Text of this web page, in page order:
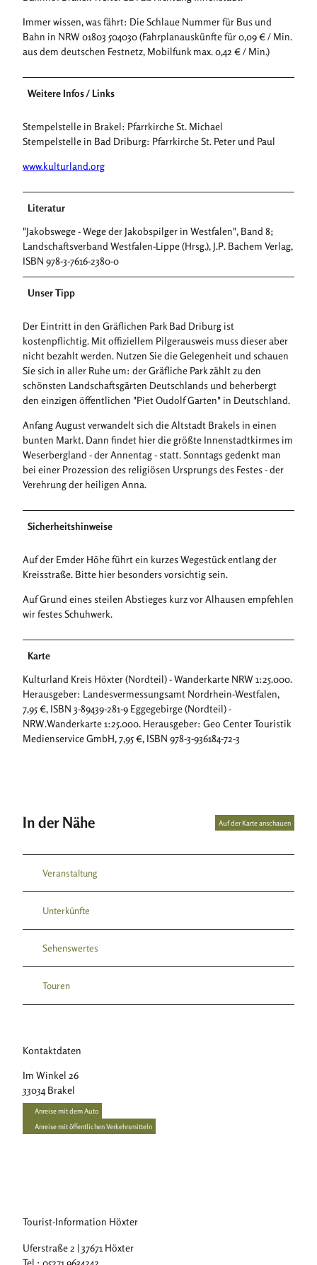
Immer wissen, was fährt: Die Schlaue Nummer für Bus und
Bahn in NRW 01803 504030 (Fahrplanauskünfte für 0,09 € / Min.
aus dem deutschen Festnetz, Mobilfunk max. 0,42 € / Min.)
Weitere Infos / Links
Stempelstelle in Brakel: Pfarrkirche St. Michael
Stempelstelle in Bad Driburg: Pfarrkirche St. Peter und Paul
www.kulturland.org
Literatur
"Jakobswege - Wege der Jakobspilger in Westfalen", Band 8;
Landschaftsverband Westfalen-Lippe (Hrsg.), J.P. Bachem Verlag,
ISBN 978-3-7616-2380-0
Unser Tipp
Der Eintritt in den Gräflichen Park Bad Driburg ist
kostenpflichtig. Mit offiziellem Pilgerausweis muss dieser aber
nicht bezahlt werden. Nutzen Sie die Gelegenheit und schauen
Sie sich in aller Ruhe um: der Gräfliche Park zählt zu den
schönsten Landschaftsgärten Deutschlands und beherbergt
den einzigen öffentlichen "Piet Oudolf Garten" in Deutschland.
Anfang August verwandelt sich die Altstadt Brakels in einen
bunten Markt. Dann findet hier die größte Innenstadtkirmes im
Weserbergland - der Annentag - statt. Sonntags gedenkt man
bei einer Prozession des religiösen Ursprungs des Festes - der
Verehrung der heiligen Anna.
Sicherheitshinweise
Auf der Emder Höhe führt ein kurzes Wegestück entlang der
Kreisstraße. Bitte hier besonders vorsichtig sein.
Auf Grund eines steilen Abstieges kurz vor Alhausen empfehlen
wir festes Schuhwerk.
Karte
Kulturland Kreis Höxter (Nordteil) - Wanderkarte NRW 1:25.000.
Herausgeber: Landesvermessungsamt Nordrhein-Westfalen,
7,95 €, ISBN 3-89439-281-9 Eggegebirge (Nordteil) -
NRW.Wanderkarte 1:25.000. Herausgeber: Geo Center Touristik
Medienservice GmbH, 7,95 €, ISBN 978-3-936184-72-3
In der Nähe Auf der Karte anschauen
Veranstaltung
Unterkünfte
Sehenswertes
Touren
Kontaktdaten
Im Winkel 26
33034Brakel
Anreise mit dem Auto
Anreise mit öffentlichen Verkehrsmitteln
Tourist-Information Höxter
Uferstraße 2 | 37671 Höxter